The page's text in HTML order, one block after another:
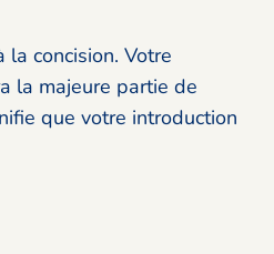
concision. Votre
la majeure partie de
que votre introduction